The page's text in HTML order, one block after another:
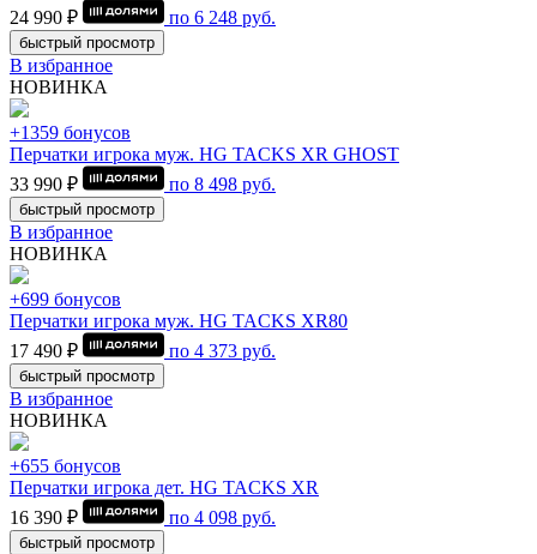
24 990 ₽
по 6 248 руб.
быстрый просмотр
В избранное
НОВИНКА
+1359 бонусов
Перчатки игрока муж. HG TACKS XR GHOST
33 990 ₽
по 8 498 руб.
быстрый просмотр
В избранное
НОВИНКА
+699 бонусов
Перчатки игрока муж. HG TACKS XR80
17 490 ₽
по 4 373 руб.
быстрый просмотр
В избранное
НОВИНКА
+655 бонусов
Перчатки игрока дет. HG TACKS XR
16 390 ₽
по 4 098 руб.
быстрый просмотр